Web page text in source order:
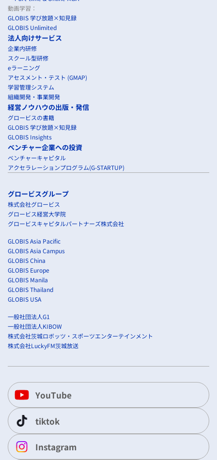
動画学習：
GLOBIS 学び放題×知見録
GLOBIS Unlimited
法人向けサービス
企業内研修
スクール型研修
eラーニング
アセスメント・テスト (GMAP)
学習管理システム
組織開発・事業開発
経営ノウハウの出版・発信
グロービスの書籍
GLOBIS 学び放題×知見録
GLOBIS Insights
ベンチャー企業への投資
ベンチャーキャピタル
アクセラレーションプログラム(G-STARTUP)
グロービスグループ
株式会社グロービス
グロービス経営大学院
グロービスキャピタルパートナーズ株式会社
GLOBIS Asia Pacific
GLOBIS Asia Campus
GLOBIS China
GLOBIS Europe
GLOBIS Manila
GLOBIS Thailand
GLOBIS USA
一般社団法人G1
一般社団法人KIBOW
株式会社茨城ロボッツ・スポーツエンターテインメント
株式会社LuckyFM茨城放送
YouTube
tiktok
Instagram